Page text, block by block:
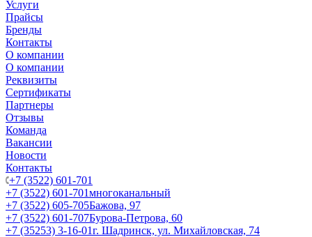
Услуги
Прайсы
Бренды
Контакты
О компании
О компании
Реквизиты
Сертификаты
Партнеры
Отзывы
Команда
Вакансии
Новости
Контакты
+7 (3522) 601-701
+7 (3522) 601-701многоканальный
+7 (3522) 605-705Бажова, 97
+7 (3522) 601-707Бурова-Петрова, 60
+7 (35253) 3-16-01г. Шадринск, ул. Михайловская, 74